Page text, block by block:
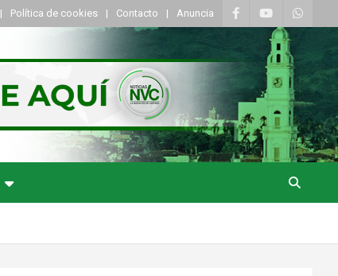
Política de cookies Contacto Anuncia